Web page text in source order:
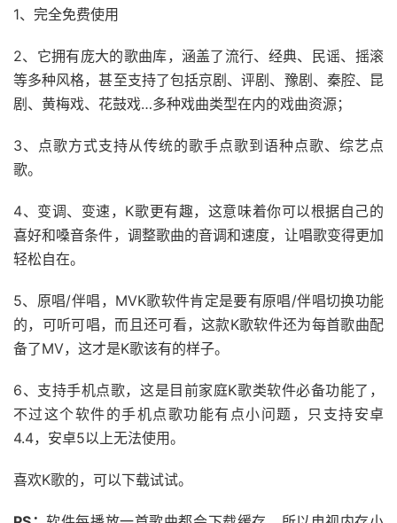
1、完全免费使用
2、它拥有庞大的歌曲库，涵盖了流行、经典、民谣、摇滚
等多种风格，甚至支持了包括京剧、评剧、豫剧、秦腔、昆
剧、黄梅戏、花鼓戏…多种戏曲类型在内的戏曲资源；
3、点歌方式支持从传统的歌手点歌到语种点歌、综艺点
歌。
4、变调、变速，K歌更有趣，这意味着你可以根据自己的
喜好和嗓音条件，调整歌曲的音调和速度，让唱歌变得更加
轻松自在。
5、原唱/伴唱，MVK歌软件肯定是要有原唱/伴唱切换功能
的，可听可唱，而且还可看，这款K歌软件还为每首歌曲配
备了MV，这才是K歌该有的样子。
6、支持手机点歌，这是目前家庭K歌类软件必备功能了，
不过这个软件的手机点歌功能有点小问题，只支持安卓
4.4，安卓5以上无法使用。
喜欢K歌的，可以下载试试。